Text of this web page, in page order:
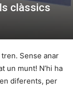
clàssics
Sense anar
un munt! N’hi ha
diferents, per